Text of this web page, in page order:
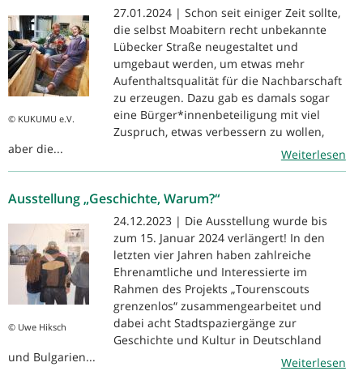
© KUKUMU e.V.
27.01.2024 | Schon seit einiger Zeit sollte,
die selbst Moabitern recht unbekannte
Lübecker Straße neugestaltet und
umgebaut werden, um etwas mehr
Aufenthaltsqualität für die Nachbarschaft
zu erzeugen. Dazu gab es damals sogar
eine Bürger*innenbeteiligung mit viel
Zuspruch, etwas verbessern zu wollen,
aber die...
Weiterlesen
Ausstellung „Geschichte, Warum?“
© Uwe Hiksch
24.12.2023 | Die Ausstellung wurde bis
zum 15. Januar 2024 verlängert! In den
letzten vier Jahren haben zahlreiche
Ehrenamtliche und Interessierte im
Rahmen des Projekts „Tourenscouts
grenzenlos“ zusammengearbeitet und
dabei acht Stadtspaziergänge zur
Geschichte und Kultur in Deutschland
und Bulgarien...
Weiterlesen